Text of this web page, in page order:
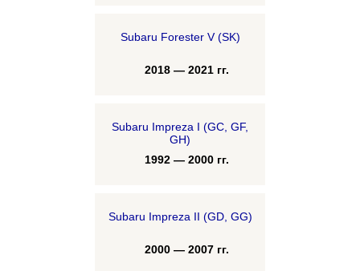
Subaru Forester V (SK)
2018 — 2021 гг.
Subaru Impreza I (GC, GF,
GH)
1992 — 2000 гг.
Subaru Impreza II (GD, GG)
2000 — 2007 гг.